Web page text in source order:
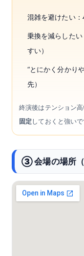
混雑を避けたい：
乗換を減らしたい
すい）
“とにかく分かりや
先）
終演後はテンション
固定しておくと強いで
③ 会場の場所（